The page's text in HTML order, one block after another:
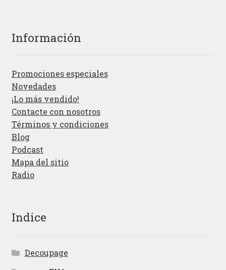
Información
Promociones especiales
Novedades
¡Lo más vendido!
Contacte con nosotros
Términos y condiciones
Blog
Podcast
Mapa del sitio
Radio
Indice
Decoupage